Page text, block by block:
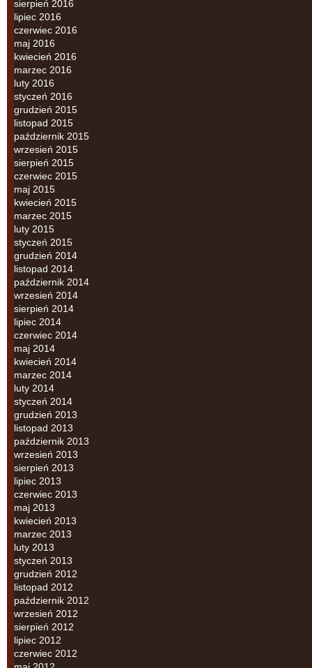
sierpień 2016
lipiec 2016
czerwiec 2016
maj 2016
kwiecień 2016
marzec 2016
luty 2016
styczeń 2016
grudzień 2015
listopad 2015
październik 2015
wrzesień 2015
sierpień 2015
czerwiec 2015
maj 2015
kwiecień 2015
marzec 2015
luty 2015
styczeń 2015
grudzień 2014
listopad 2014
październik 2014
wrzesień 2014
sierpień 2014
lipiec 2014
czerwiec 2014
maj 2014
kwiecień 2014
marzec 2014
luty 2014
styczeń 2014
grudzień 2013
listopad 2013
październik 2013
wrzesień 2013
sierpień 2013
lipiec 2013
czerwiec 2013
maj 2013
kwiecień 2013
marzec 2013
luty 2013
styczeń 2013
grudzień 2012
listopad 2012
październik 2012
wrzesień 2012
sierpień 2012
lipiec 2012
czerwiec 2012